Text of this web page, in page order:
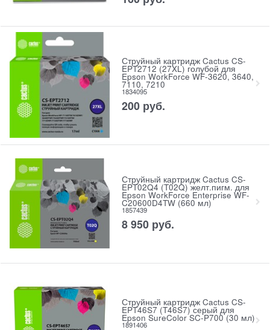
Струйный картридж Cactus CS-
EPT2712 (27XL) голубой для
Epson WorkForce WF-3620, 3640,
7110, 7210
1834095
200 руб.
Струйный картридж Cactus CS-
EPT02Q4 (T02Q) желт.пигм. для
Epson WorkForce Enterprise WF-
C20600D4TW (660 мл)
1857439
8 950 руб.
Струйный картридж Cactus CS-
EPT46S7 (T46S7) серый для
Epson SureColor SC-P700 (30 мл)
1891406